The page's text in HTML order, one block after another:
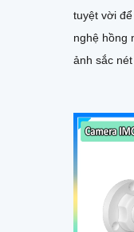
tuyệt vời để
nghệ hồng
ảnh sắc